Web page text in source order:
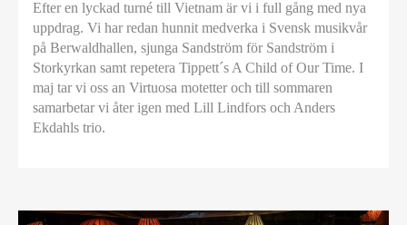
Efter en lyckad turné till Vietnam är vi i full gång med nya
uppdrag. Vi har redan hunnit medverka i Svensk musikvår
på Berwaldhallen, sjunga Sandström för Sandström i
Storkyrkan samt repetera Tippett´s A Child of Our Time. I
maj tar vi oss an Virtuosa motetter och till sommaren
samarbetar vi åter igen med Lill Lindfors och Anders
Ekdahls trio.